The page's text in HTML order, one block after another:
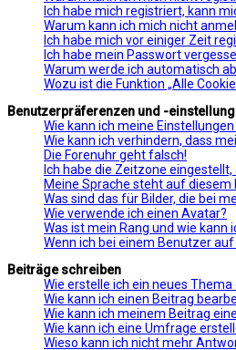
Ich habe mich registriert, kann
Warum kann ich mich nicht
Ich habe mich vor einiger Zeit
Ich habe mein Passwort
Warum werde ich automatisch
Wozu ist die Funktion „Alle
Benutzerpräferenzen und -
Wie kann ich meine
Wie kann ich verhindern, dass
Die Forenuhr geht falsch!
Ich habe die Zeitzone
Meine Sprache steht auf diesem
Was sind das für Bilder, die bei
Wie verwende ich einen Avatar?
Was ist mein Rang und wie kann
Wenn ich bei einem Benutzer
Beiträge schreiben
Wie erstelle ich ein neues
Wie kann ich einen Beitrag
Wie kann ich meinem Beitrag
Wie kann ich eine Umfrage
Wieso kann ich nicht mehr